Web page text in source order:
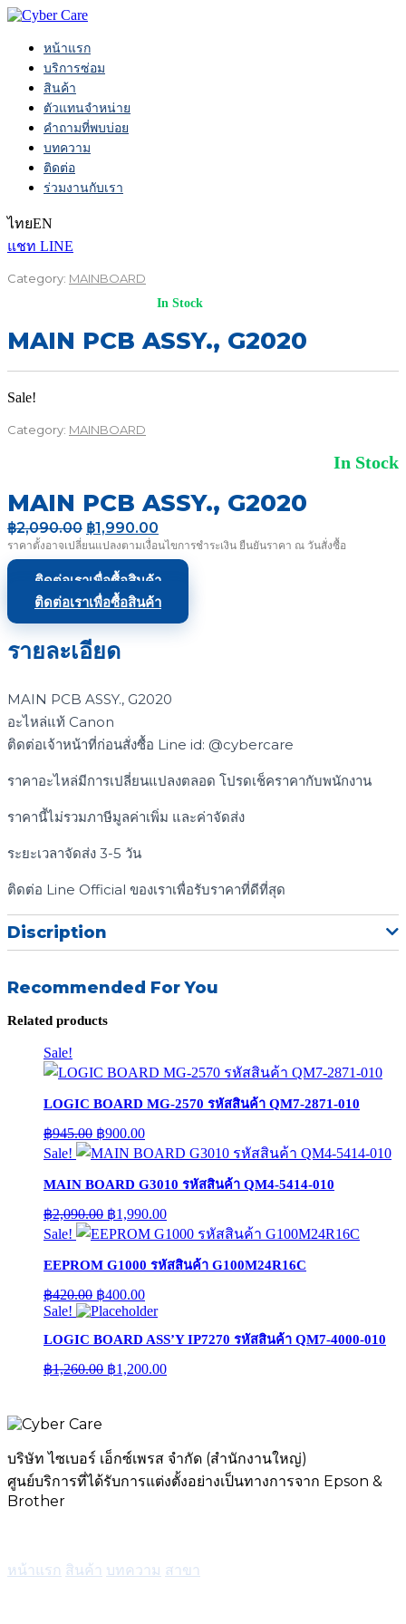
หน้าแรก
บริการซ่อม
สินค้า
ตัวแทนจำหน่าย
คำถามที่พบบ่อย
บทความ
ติดต่อ
ร่วมงานกับเรา
ไทยEN
แชท LINE
Category: MAINBOARD
In Stock
MAIN PCB ASSY., G2020
Sale!
Category: MAINBOARD
In Stock
MAIN PCB ASSY., G2020
฿2,090.00 Original
price
was:
฿2,090.00.
฿1,990.00
price
is:
฿1,990.00.
ราคาตั้งอาจเปลี่ยนแปลงตามเงื่อนไขการชำระเงิน ยืนยันราคา ณ วันสั่งซื้อ
ติดต่อเราเพื่อซื้อสินค้า
ติดต่อเราเพื่อซื้อสินค้า
รายละเอียด
MAIN PCB ASSY., G2020
อะไหล่แท้ Canon
ติดต่อเจ้าหน้าที่ก่อนสั่งซื้อ Line id: @cybercare
ราคาอะไหล่มีการเปลี่ยนแปลงตลอด โปรดเช็คราคากับพนักงาน
ราคานี้ไม่รวมภาษีมูลค่าเพิ่ม และค่าจัดส่ง
ระยะเวลาจัดส่ง 3-5 วัน
ติดต่อ Line Official ของเราเพื่อรับราคาที่ดีที่สุด
Discription
Recommended For You
Related products
Sale!
LOGIC BOARD MG-2570 รหัสสินค้า QM7-2871-010
฿945.00 Original
price
was:
฿945.00.
฿900.00Current
price
is:
฿900.00.
Sale!
MAIN BOARD G3010 รหัสสินค้า QM4-5414-010
฿2,090.00 Original
price
was:
฿2,090.00.
฿1,990.00Current
price
is:
฿1,990.00.
Sale!
EEPROM G1000 รหัสสินค้า G100M24R16C
฿420.00 Original
price
฿420.00.
฿400.00Current
price
฿400.00.
Sale!
LOGIC BOARD ASS’Y IP7270 รหัสสินค้า QM7-4000-010
฿1,260.00 Original
฿1,200.00Current
บริษัท ไซเบอร์ เอ็กซ์เพรส จำกัด (สำนักงานใหญ่)
ศูนย์บริการที่ได้รับการแต่งตั้งอย่างเป็นทางการจาก Epson &
Brother
หน้าแรก สินค้า บทความ สาขา